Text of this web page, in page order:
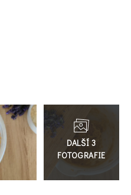
do
galerie